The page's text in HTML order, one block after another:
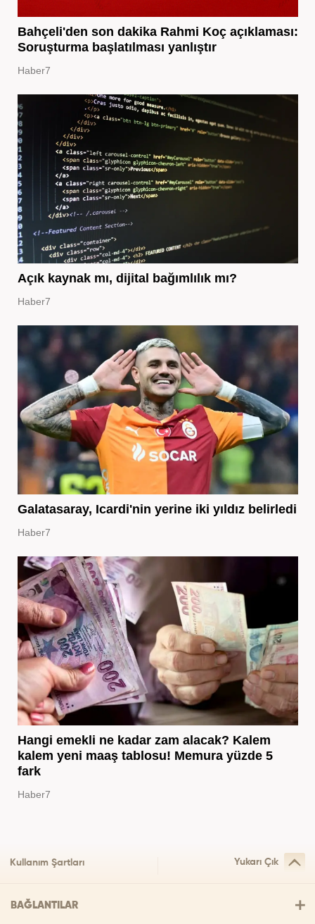
Bahçeli'den son dakika Rahmi Koç açıklaması:
Soruşturma başlatılması yanlıştır
Haber7
Açık kaynak mı, dijital bağımlılık mı?
Haber7
Galatasaray, Icardi'nin yerine iki yıldız belirledi
Haber7
Hangi emekli ne kadar zam alacak? Kalem
kalem yeni maaş tablosu! Memura yüzde 5
fark
Haber7
Kullanım Şartları Yukarı Çık
BAĞLANTILAR